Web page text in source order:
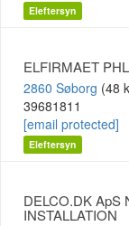
Eleftersyn
ELFIRMAET
2860 Søborg (48
39681811
[email protected]
Eleftersyn
DELCO.DK ApS
INSTALLATION